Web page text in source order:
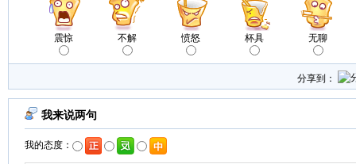
震惊 不解 愤怒 杯具 无聊
分享到：